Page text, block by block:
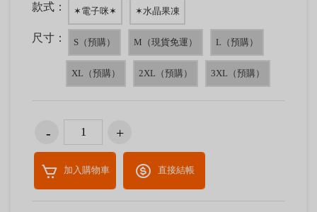
款式： ✶電子咪✶ ✶水晶果凍
尺寸： S（預購） M（現貨免運） L（預購）
XL（預購） 2XL（預購） 3XL（預購）
加入購物車 直接結帳